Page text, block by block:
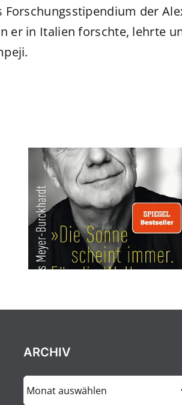
der
er in Italien forschte, lehrte
ARCHIV
ARCHIV